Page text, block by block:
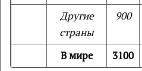
Другие
страны
900
В мире 3100